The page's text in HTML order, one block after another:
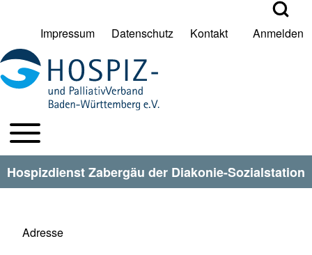
Suche Schließen
Suche
User account menu
Impressum Datenschutz Kontakt Anmelden
HPV BW Hauptmenu
Toggle main menu
Hospizdienst Zabergäu der Diakonie-Sozialstation
Adresse